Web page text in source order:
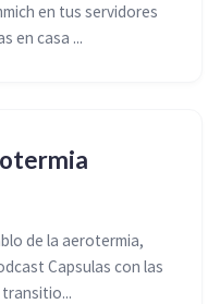
en tus servidores
en casa ...
de la aerotermia,
Capsulas con las